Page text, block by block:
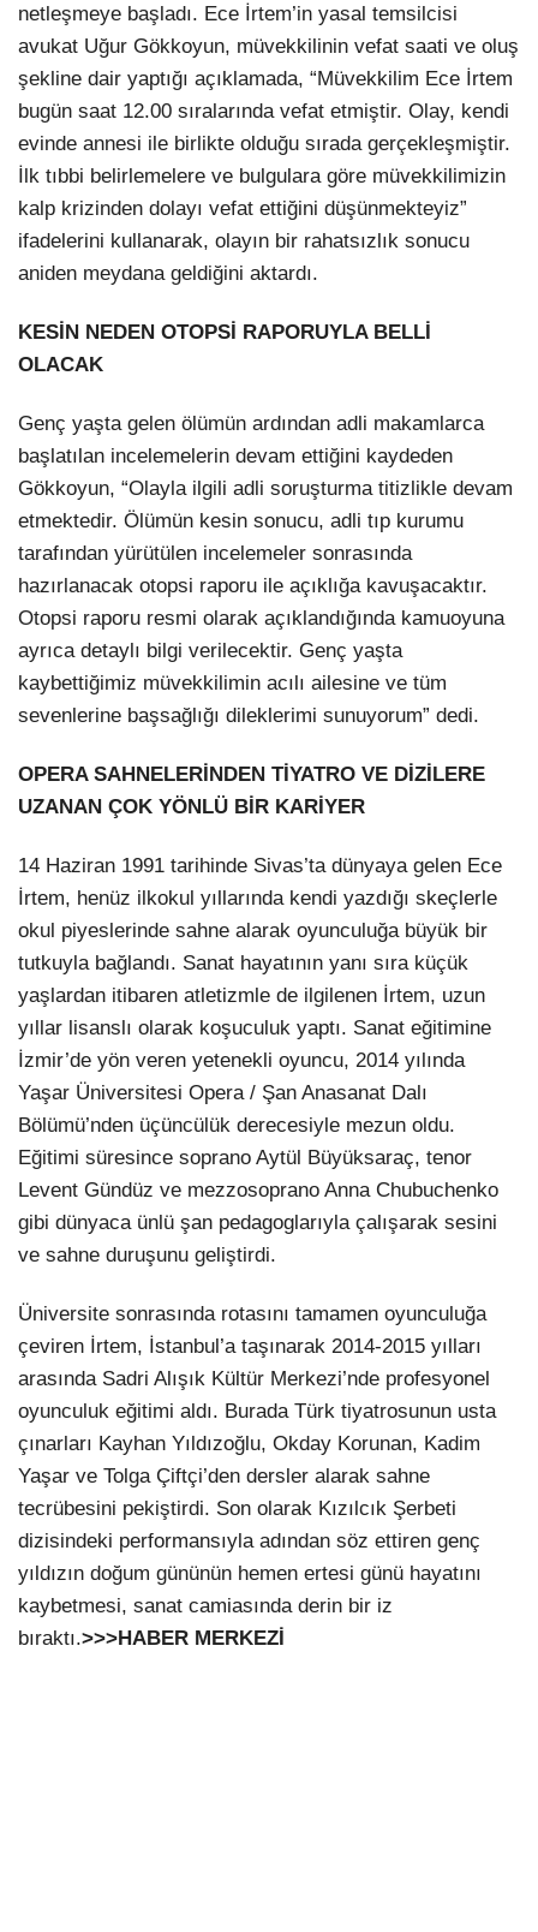
netleşmeye başladı. Ece İrtem’in yasal temsilcisi
avukat Uğur Gökkoyun, müvekkilinin vefat saati ve oluş
şekline dair yaptığı açıklamada, “Müvekkilim Ece İrtem
bugün saat 12.00 sıralarında vefat etmiştir. Olay, kendi
evinde annesi ile birlikte olduğu sırada gerçekleşmiştir.
İlk tıbbi belirlemelere ve bulgulara göre müvekkilimizin
kalp krizinden dolayı vefat ettiğini düşünmekteyiz”
ifadelerini kullanarak, olayın bir rahatsızlık sonucu
aniden meydana geldiğini aktardı.
KESİN NEDEN OTOPSİ RAPORUYLA BELLİ
OLACAK
Genç yaşta gelen ölümün ardından adli makamlarca
başlatılan incelemelerin devam ettiğini kaydeden
Gökkoyun, “Olayla ilgili adli soruşturma titizlikle devam
etmektedir. Ölümün kesin sonucu, adli tıp kurumu
tarafından yürütülen incelemeler sonrasında
hazırlanacak otopsi raporu ile açıklığa kavuşacaktır.
Otopsi raporu resmi olarak açıklandığında kamuoyuna
ayrıca detaylı bilgi verilecektir. Genç yaşta
kaybettiğimiz müvekkilimin acılı ailesine ve tüm
sevenlerine başsağlığı dileklerimi sunuyorum” dedi.
OPERA SAHNELERİNDEN TİYATRO VE DİZİLERE
UZANAN ÇOK YÖNLÜ BİR KARİYER
14 Haziran 1991 tarihinde Sivas’ta dünyaya gelen Ece
İrtem, henüz ilkokul yıllarında kendi yazdığı skeçlerle
okul piyeslerinde sahne alarak oyunculuğa büyük bir
tutkuyla bağlandı. Sanat hayatının yanı sıra küçük
yaşlardan itibaren atletizmle de ilgilenen İrtem, uzun
yıllar lisanslı olarak koşuculuk yaptı. Sanat eğitimine
İzmir’de yön veren yetenekli oyuncu, 2014 yılında
Yaşar Üniversitesi Opera / Şan Anasanat Dalı
Bölümü’nden üçüncülük derecesiyle mezun oldu.
Eğitimi süresince soprano Aytül Büyüksaraç, tenor
Levent Gündüz ve mezzosoprano Anna Chubuchenko
gibi dünyaca ünlü şan pedagoglarıyla çalışarak sesini
ve sahne duruşunu geliştirdi.
Üniversite sonrasında rotasını tamamen oyunculuğa
çeviren İrtem, İstanbul’a taşınarak 2014-2015 yılları
arasında Sadri Alışık Kültür Merkezi’nde profesyonel
oyunculuk eğitimi aldı. Burada Türk tiyatrosunun usta
çınarları Kayhan Yıldızoğlu, Okday Korunan, Kadim
Yaşar ve Tolga Çiftçi’den dersler alarak sahne
tecrübesini pekiştirdi. Son olarak Kızılcık Şerbeti
dizisindeki performansıyla adından söz ettiren genç
yıldızın doğum gününün hemen ertesi günü hayatını
kaybetmesi, sanat camiasında derin bir iz
bıraktı.>>>HABER MERKEZİ